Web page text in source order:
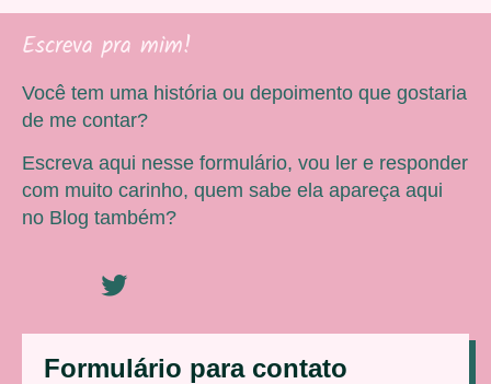
Formulário para contato
Escreva pra mim!
Você tem uma história ou depoimento que gostaria
de me contar?
Escreva aqui nesse formulário, vou ler e responder
com muito carinho, quem sabe ela apareça aqui
no Blog também?